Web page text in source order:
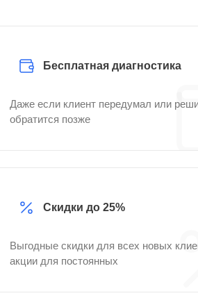
Бесплатная диагностика
Даже если клиент передумал или
обратится позже
Скидки до 25%
Выгодные скидки для всех новых
акции для постоянных